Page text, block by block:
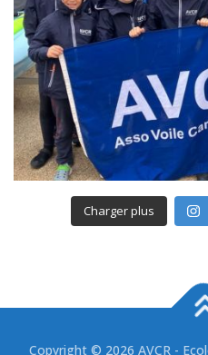
Charger plus
Copyright © 2026 AVCR -